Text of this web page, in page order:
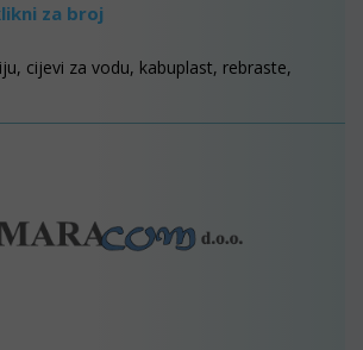
za broj
cijevi za vodu, kabuplast, rebraste,